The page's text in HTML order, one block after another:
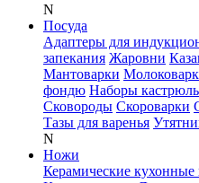
N
Посуда
Адаптеры для
запекания Жаровни
Мантоварки
фондю Наборы
Сковороды Скороварки
Тазы для варенья
N
Ножи
Керамические